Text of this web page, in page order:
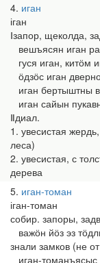
4 иган
іган
Ⅰзапор, щеколда,
вешъясян иган
гуся иган, китӧм
ӧдзӧс иган
иган бертыштны
иган сайын
Ⅱдиал.
1. увесистая
леса)
2. увесистая, с
дерева
5 иган-томан
іган-томан
собир. запоры,
важӧн йӧз эз
знали замков (не
иган-